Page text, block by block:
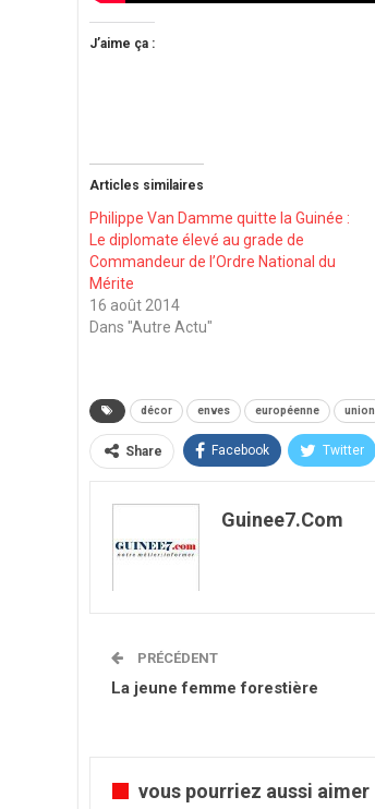
J’aime ça :
Articles similaires
Philippe Van Damme quitte la Guinée :
Le diplomate élevé au grade de
Commandeur de l’Ordre National du
Mérite
16 août 2014
Dans "Autre Actu"
décor enves européenne union
Share Facebook Twitter
Guinee7.com
PRÉCÉDENT
La jeune femme forestière
vous pourriez aussi aimer